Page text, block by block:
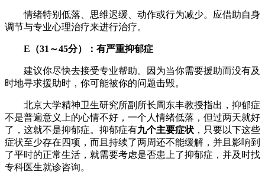
情绪特别低落、思维迟缓、动作或行为减少。应借助自身
调节与专业心理治疗来进行治疗。
E（31～45分）：有严重抑郁症
建议你尽快去接受专业帮助。因为当你需要援助而没有及
时地寻求援助时，你可能被你的问题击毁。
北京大学精神卫生研究所副所长周东丰教授指出，抑郁症
不是普遍意义上的心情不好，一个人情绪低落，但过两天就好
了，这就不是抑郁症。抑郁症有九个主要症状 ，只要以下这些
症状至少存在四项，而且持续了两周还不能缓解，并且影响到
了平时的正常生活，就需要考虑是否患上了抑郁症，并及时找
专科医生就诊咨询。